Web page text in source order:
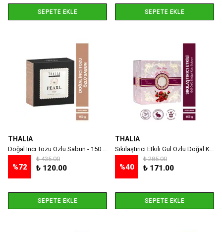
SEPETE EKLE SEPETE EKLE
THALIA
Doğal Inci Tozu Özlü Sabun - 150 gr
%72
₺ 435.00
₺ 120.00
SEPETE EKLE
THALIA
Sıkılaştırıcı Etkili Gül Özlü Doğal Katı Sabun 150 G
%40
₺ 285.00
₺ 171.00
SEPETE EKLE